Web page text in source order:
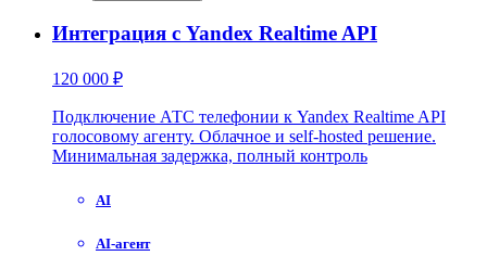
Интеграция с Yandex Realtime API
120 000 ₽
Подключение АТС телефонии к Yandex Realtime API
голосовому агенту. Облачное и self-hosted решение.
Минимальная задержка, полный контроль
AI
AI-агент